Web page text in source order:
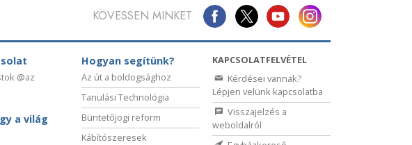
KÖVESSEN MINKET
@az
a világ
Hogyan segítünk?
Az út a boldogsághoz
Tanulási Technológia
Büntetőjogi reform
Kábítószeresek
KAPCSOLATFELVÉTEL
Kérdései vannak?
Lépjen velünk kapcsolatba
Visszajelzés a
weboldalról